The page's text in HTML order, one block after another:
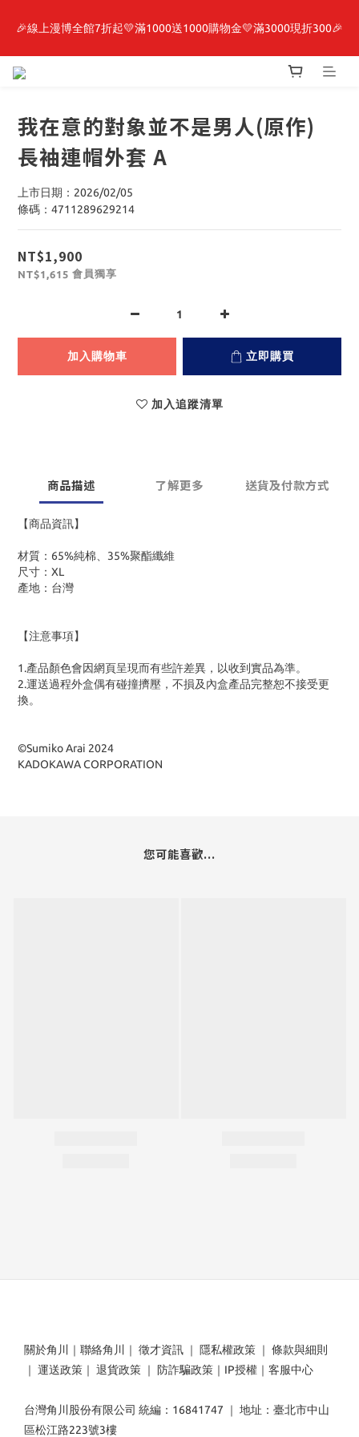
最新開賣🔥「全知讀者視角」 周邊商品
🎉線上漫博全館7折起💛滿1000送1000購物金💛滿3000現折300🎉
【抽籤堂】 影之強者、你又被殺了呢，偵探大人、約會大作戰、
最新開賣🔥「全知讀者視角」 周邊商品
我在意的對象並不是男人(原作)
長袖連帽外套 A
上市日期：2026/02/05
條碼：4711289629214
NT$1,900
NT$1,615 會員獨享
加入購物車 立即購買
加入追蹤清單
商品描述 了解更多 送貨及付款方式
【商品資訊】
材質：65%純棉、35%聚酯纖維
尺寸：XL
產地：台灣
【注意事項】
1.產品顏色會因網頁呈現而有些許差異，以收到實品為準。
2.運送過程外盒偶有碰撞擠壓，不損及內盒產品完整恕不接受更
換。
©Sumiko Arai 2024
KADOKAWA CORPORATION
您可能喜歡...
關於角川 ｜ 聯絡角川 ｜ 徵才資訊 ｜ 隱私權政策 ｜ 條款與細則
｜ 運送政策 ｜ 退貨政策 ｜ 防詐騙政策 ｜ IP授權 ｜ 客服中心
台灣角川股份有限公司 統編：16841747 ｜ 地址：臺北市中山
區松江路223號3樓